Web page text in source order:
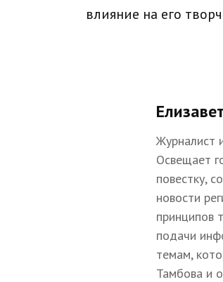
влияние на его
Журналист
Освещает
повестку,
новости
принципов
подачи
темам,
Тамбова и